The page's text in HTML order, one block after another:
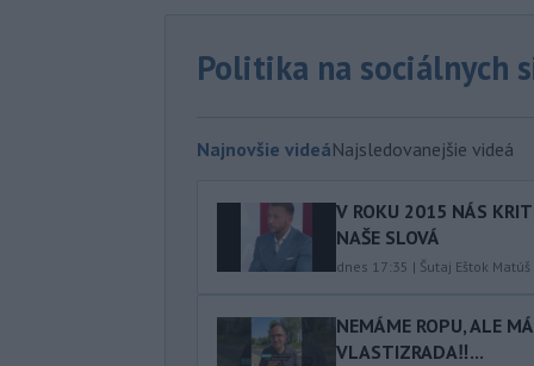
Politika na sociálnych
Najnovšie videáNajsledovanejšie videá
V ROKU 2015 NÁS
NAŠE SLOVÁ
dnes 17:35 | Šutaj Eštok Matúš
NEMÁME ROPU, ALE
VLASTIZRADA‼️...